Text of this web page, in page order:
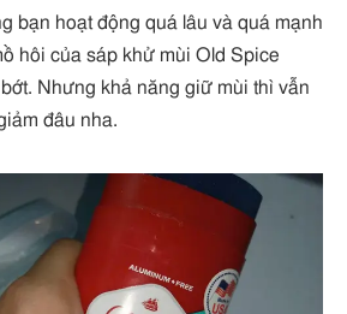
bạn hoạt động quá lâu và quá mạnh
hôi của sáp khử mùi Old Spice
Nhưng khả năng giữ mùi thì vẫn
đâu nha.